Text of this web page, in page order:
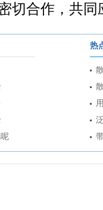
切合作，共
热